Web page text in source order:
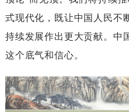
式现代化，既让中国人民不
持续发展作出更大贡献。中
这个底气和信心。